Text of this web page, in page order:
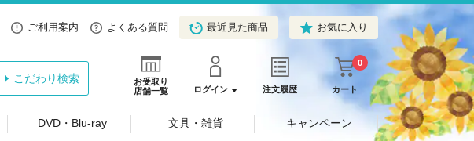
ご利用案内 よくある質問 最近見た商品 お気に入り
お受取り
店舗一覧
ログイン 注文履歴 カート
0
こだわり検索
DVD・Blu-ray 文具・雑貨 キャンペーン